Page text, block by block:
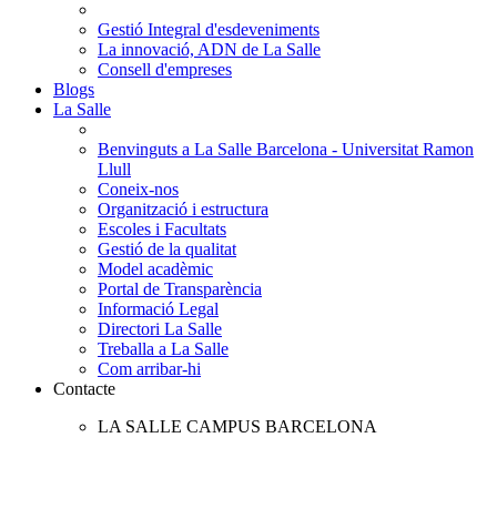
Gestió Integral d'esdeveniments
La innovació, ADN de La Salle
Consell d'empreses
Blogs
La Salle
Benvinguts a La Salle Barcelona - Universitat Ramon
Llull
Coneix-nos
Organització i estructura
Escoles i Facultats
Gestió de la qualitat
Model acadèmic
Portal de Transparència
Informació Legal
Directori La Salle
Treballa a La Salle
Com arribar-hi
Contacte
LA SALLE CAMPUS BARCELONA